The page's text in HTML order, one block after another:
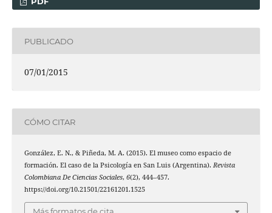
PUBLICADO
07/01/2015
CÓMO CITAR
González, E. N., & Piñeda, M. A. (2015). El museo como espacio de
formación. El caso de la Psicología en San Luis (Argentina). Revista
Colombiana De Ciencias Sociales, 6(2), 444–457.
https://doi.org/10.21501/22161201.1525
Más formatos de cita